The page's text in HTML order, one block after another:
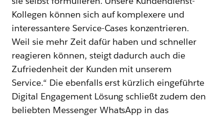
Kollegen können sich auf komplexere und
interessantere Service-Cases konzentrieren.
Weil sie mehr Zeit dafür haben und schneller
reagieren können, steigt dadurch auch die
Zufriedenheit der Kunden mit unserem
Service.“ Die ebenfalls erst kürzlich eingeführte
Digital Engagement Lösung schließt zudem den
beliebten Messenger WhatsApp in das